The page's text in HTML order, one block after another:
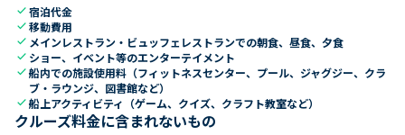
check宿泊代金
check移動費用
check メインレストラン・ビュッフェレストランでの朝食、昼食、夕食
check ショー、イベント等のエンターテイメント
check船内での施設使用料（フィットネスセンター、プール、ジャグジー、クラ
ブ・ラウンジ、図書館など）
check船上アクティビティ（ゲーム、クイズ、クラフト教室など）
クルーズ料金に含まれないもの